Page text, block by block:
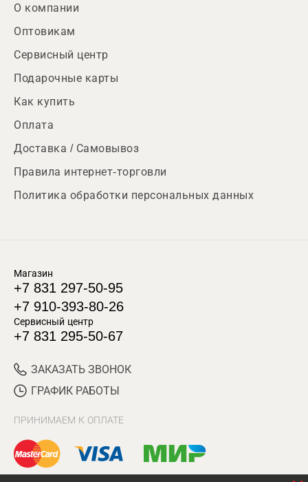
О компании
Оптовикам
Сервисный центр
Подарочные карты
Как купить
Оплата
Доставка / Самовывоз
Правила интернет-торговли
Политика обработки персональных данных
Магазин
+7 831 297-50-95
+7 910-393-80-26
Сервисный центр
+7 831 295-50-67
ЗАКАЗАТЬ ЗВОНОК
ГРАФИК РАБОТЫ
ПРИНИМАЕМ К ОПЛАТЕ